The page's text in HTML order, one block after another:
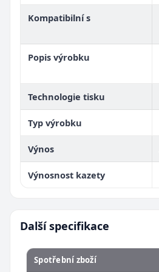
Kompatibilní s
Popis výrobku
Technologie tisku
Typ výrobku
Výnos
Výnosnost kazety
Další specifikace
Spotřební zboží